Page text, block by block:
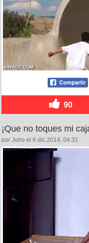
90
¡Que no toques mi
por Juno el 6 dic 2014, 04:31